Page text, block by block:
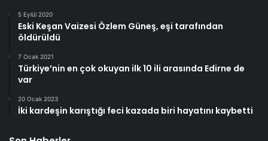
5 Eylül 2020
Eski Keşan Vaizesi Özlem Güneş, eşi tarafından
öldürüldü
7 Ocak 2021
Türkiye’nin en çok okuyan ilk 10 ili arasında Edirne de
var
20 Ocak 2023
İki kardeşin karıştığı feci kazada biri hayatını kaybetti